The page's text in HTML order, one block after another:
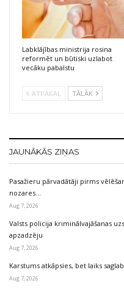
Labklājības ministrija rosina
reformēt un būtiski uzlabot
vecāku pabalstu
ATPAKAĻ TĀLĀK
JAUNĀKĀS ZIŅAS
Pasažieru pārvadātāji pirms
nozares…
Aug 7, 2026
Valsts policija kriminālvajāšanas
apzadzēju
Aug 7, 2026
Karstums atkāpsies, bet laiks
Aug 7, 2026